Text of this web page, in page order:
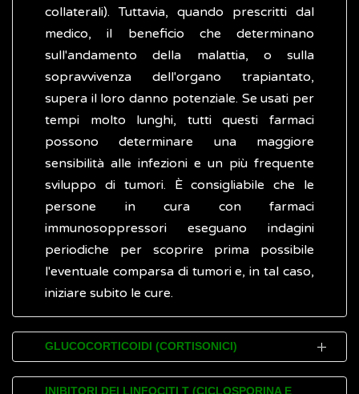
collaterali). Tuttavia, quando prescritti dal
medico, il beneficio che determinano
sull'andamento della malattia, o sulla
sopravvivenza dell'organo trapiantato,
supera il loro danno potenziale. Se usati per
tempi molto lunghi, tutti questi farmaci
possono determinare una maggiore
sensibilità alle infezioni e un più frequente
sviluppo di tumori. È consigliabile che le
persone in cura con farmaci
immunosoppressori eseguano indagini
periodiche per scoprire prima possibile
l'eventuale comparsa di tumori e, in tal caso,
iniziare subito le cure.
GLUCOCORTICOIDI (CORTISONICI)
Sono chiamati glucocorticoidi gli ormoni
INIBITORI DEI LINFOCITI T (CICLOSPORINA E